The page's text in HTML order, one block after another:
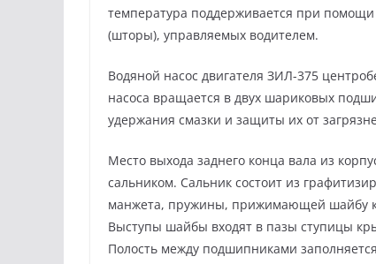
температура поддерживается при
(шторы), управляемых водителем.
Водяной насос двигателя ЗИЛ-375
насоса вращается в двух шариковых
удержания смазки и защиты их от
Место выхода заднего конца вала из
сальником. Сальник состоит из
манжета, пружины, прижимающей шайбу
Выступы шайбы входят в пазы ступицы
Полость между подшипниками